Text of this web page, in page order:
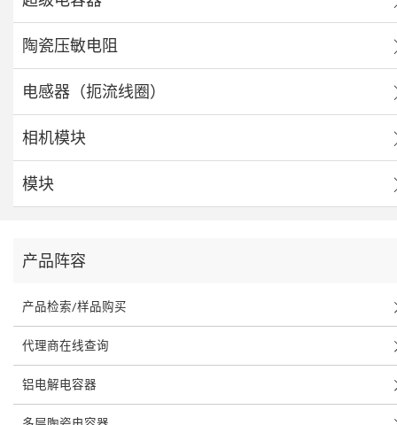
陶瓷压敏电阻
电感器（扼流线圈）
相机模块
模块
产品阵容
产品检索/样品购买
代理商在线查询
铝电解电容器